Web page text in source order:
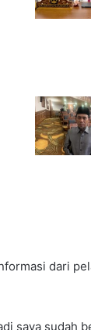
dari
saya sudah